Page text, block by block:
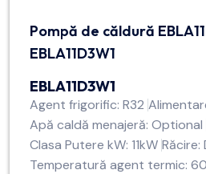
Pompă de căldură
EBLA11D3W1
EBLA11D3W1
Agent frigorific: R32
Apă caldă menajeră: Optional
Clasa Putere kW: 11kW Răcire:
Temperatură agent termic: 60